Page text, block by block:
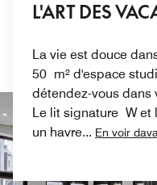
L'ART DES
La vie est douce
50 m² d'espace
détendez-vous dans
Le lit signature W et
un havre... En voir